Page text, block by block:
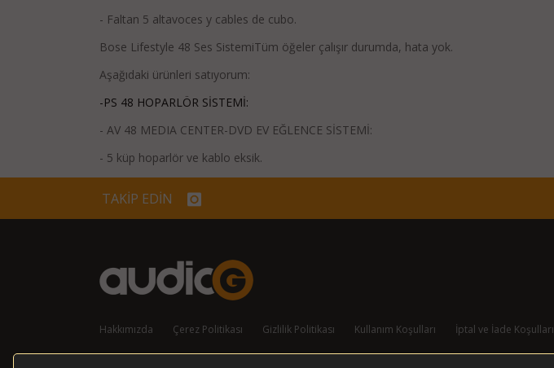
- Faltan 5 altavoces y cables de cubo.
Bose Lifestyle 48 Ses SistemiTüm öğeler çalışır durumda, hata yok.
Aşağıdaki ürünleri satıyorum:
-PS 48 HOPARLÖR SİSTEMİ:
- AV 48 MEDIA CENTER-DVD EV EĞLENCE SİSTEMİ:
- 5 küp hoparlör ve kablo eksik.
TAKİP EDİN
Hakkımızda Çerez Politikası Gizlilik Politikası Kullanım Koşulları İptal ve İade Koşulları